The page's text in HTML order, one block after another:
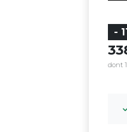
-
dont